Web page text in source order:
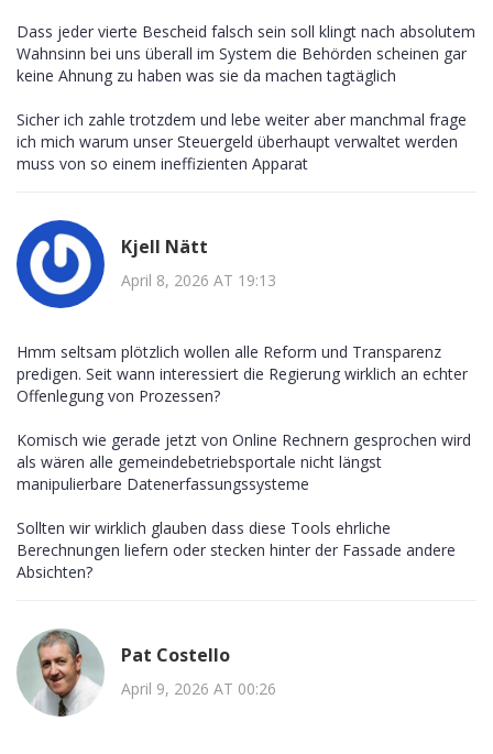
Dass jeder vierte Bescheid falsch sein soll klingt nach absolutem
Wahnsinn bei uns überall im System die Behörden scheinen gar
keine Ahnung zu haben was sie da machen tagtäglich
Sicher ich zahle trotzdem und lebe weiter aber manchmal frage
ich mich warum unser Steuergeld überhaupt verwaltet werden
muss von so einem ineffizienten Apparat
Kjell Nätt
April 8, 2026 AT 19:13
Hmm seltsam plötzlich wollen alle Reform und Transparenz
predigen. Seit wann interessiert die Regierung wirklich an echter
Offenlegung von Prozessen?
Komisch wie gerade jetzt von Online Rechnern gesprochen wird
als wären alle gemeindebetriebsportale nicht längst
manipulierbare Datenerfassungssysteme
Sollten wir wirklich glauben dass diese Tools ehrliche
Berechnungen liefern oder stecken hinter der Fassade andere
Absichten?
Pat Costello
April 9, 2026 AT 00:26